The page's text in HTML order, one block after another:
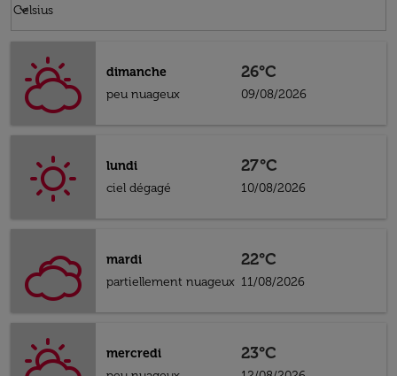
Celsius
keyboard_arrow_down
dimanche
peu nuageux
26°C
09/08/2026
lundi
ciel dégagé
27°C
10/08/2026
mardi
partiellement nuageux
22°C
11/08/2026
mercredi
23°C